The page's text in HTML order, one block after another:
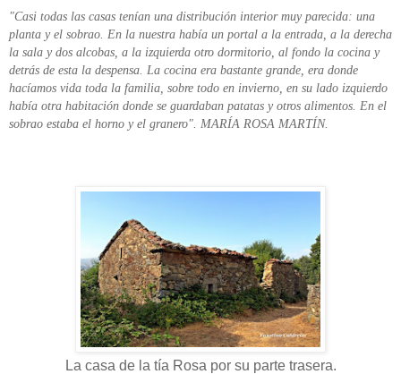
"Casi todas las casas tenían una distribución interior muy parecida: una
planta y el sobrao. En la nuestra había un portal a la entrada, a la derecha
la sala y dos alcobas, a la izquierda otro dormitorio, al fondo la cocina y
detrás de esta la despensa. La cocina era bastante grande, era donde
hacíamos vida toda la familia, sobre todo en invierno, en su lado izquierdo
había otra habitación donde se guardaban patatas y otros alimentos. En el
sobrao estaba el horno y el granero". MARÍA ROSA MARTÍN.
La casa de la tía Rosa por su parte trasera.